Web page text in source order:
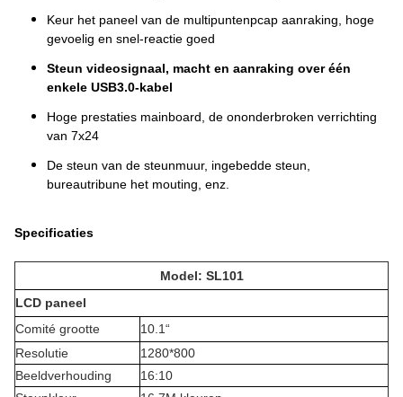
Keur het paneel van de multipuntenpcap aanraking, hoge
gevoelig en snel-reactie goed
Steun videosignaal, macht en aanraking over één
enkele USB3.0-kabel
Hoge prestaties mainboard, de ononderbroken verrichting
van 7x24
De steun van de steunmuur, ingebedde steun,
bureautribune het mouting, enz.
Specificaties
Model: SL101
LCD paneel
Comité grootte
10.1“
Resolutie
1280*800
Beeldverhouding
16:10